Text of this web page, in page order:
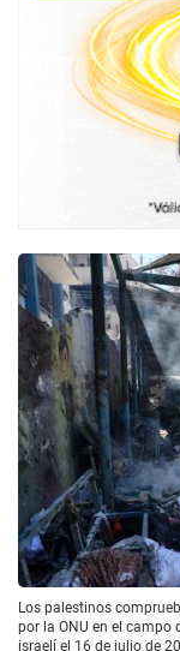
Los palestinos
por la ONU en el campo
israelí el 16 de julio de